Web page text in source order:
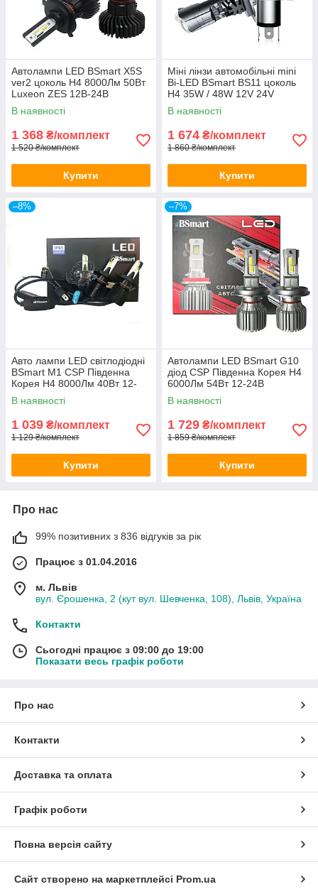
Автолампи LED BSmart X5S
ver2 цоколь H4 8000Лм 50Вт
Luxeon ZES 12В-24В
В наявності
1 368 ₴/комплект
1 520 ₴/комплект
Купити
Міні лінзи автомобільні mini
Bi-LED BSmart BS11 цоколь
H4 35W / 48W 12V 24V
В наявності
1 674 ₴/комплект
1 860 ₴/комплект
Купити
–8%
Авто лампи LED світлодіодні
BSmart M1 CSP Південна
Корея H4 8000Лм 40Вт 12-
24В
В наявності
1 039 ₴/комплект
1 129 ₴/комплект
Купити
–7%
Автолампи LED BSmart G10
діод CSP Південна Корея H4
6000Лм 54Вт 12-24В
В наявності
1 729 ₴/комплект
1 859 ₴/комплект
Купити
Про нас
99% позитивних з 836 відгуків за рік
Працює з 01.04.2016
м. Львів
вул. Єрошенка, 2 (кут вул. Шевченка, 108), Львів, Україна
Контакти
Сьогодні працює з 09:00 до 19:00
Показати весь графік роботи
Про нас
Контакти
Доставка та оплата
Графік роботи
Повна версія сайту
Сайт створено на маркетплейсі Prom.ua